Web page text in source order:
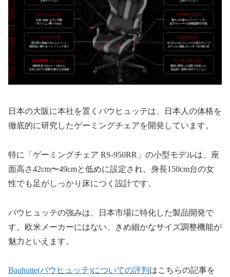
日本の大阪に本社を置くバウヒュッテは、日本人の体格を
徹底的に研究したゲーミングチェアを開発しています。
特に「ゲーミングチェア RS-950RR」の小型モデルは、座
面高さ42cm〜49cmと低めに設定され、身長150cm台の女
性でも足がしっかり床につく設計です。
バウヒュッテの強みは、日本市場に特化した製品開発で
す。欧米メーカーにはない、きめ細かなサイズ調整機能が
魅力といえます。
Bauhutte(バウヒュッテ)についての評判 はこちらの記事を